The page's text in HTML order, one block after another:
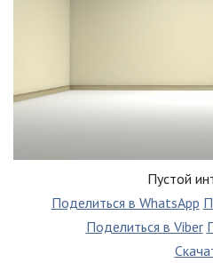
Пустой
Поделиться в WhatsApp
Поделиться в Viber